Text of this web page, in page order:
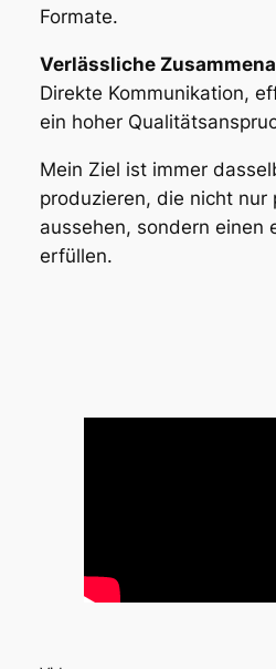
Formate.
Verlässliche
Direkte Kommunikation,
ein hoher
Mein Ziel ist immer
produzieren, die nicht nur
aussehen, sondern einen
erfüllen.